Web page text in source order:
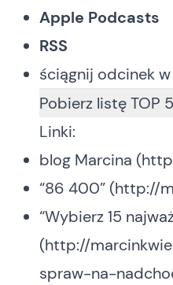
Apple Podcasts
RSS
ściągnij odcinekw
Pobierz listę TOP
Linki:
blog Marcina (
“86 400” (http://
“Wybierz 15
(http://
spraw-na-